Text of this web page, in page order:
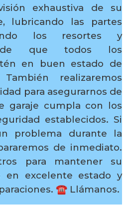
exhaustiva de su
lubricando las partes
los resortes y
de que todos los
en buen estado de
realizaremos
para asegurarnos de
garaje cumpla con los
establecidos. Si
problema durante la
de inmediato.
para mantener su
en excelente estado y
☎️ Llámanos.